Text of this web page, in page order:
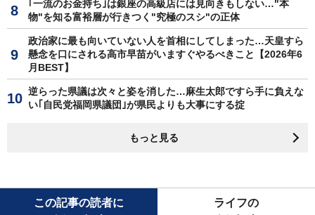
｢一流のお金持ち｣は銀座の高級店には見向きもしない…"本
物"を知る富裕層が行きつく"究極のスシ"の正体
政治家に最も向いていない人を首相にしてしまった…天皇すら
懸念を口にされる高市早苗がいますぐやるべきこと【2026年6
月BEST】
逆らった県議は次々と姿を消した…麻生太郎ですら手に負えな
い｢自民党福岡県議団｣が県民よりも大事にする掟
もっと見る
この記事の読者に
ライフの